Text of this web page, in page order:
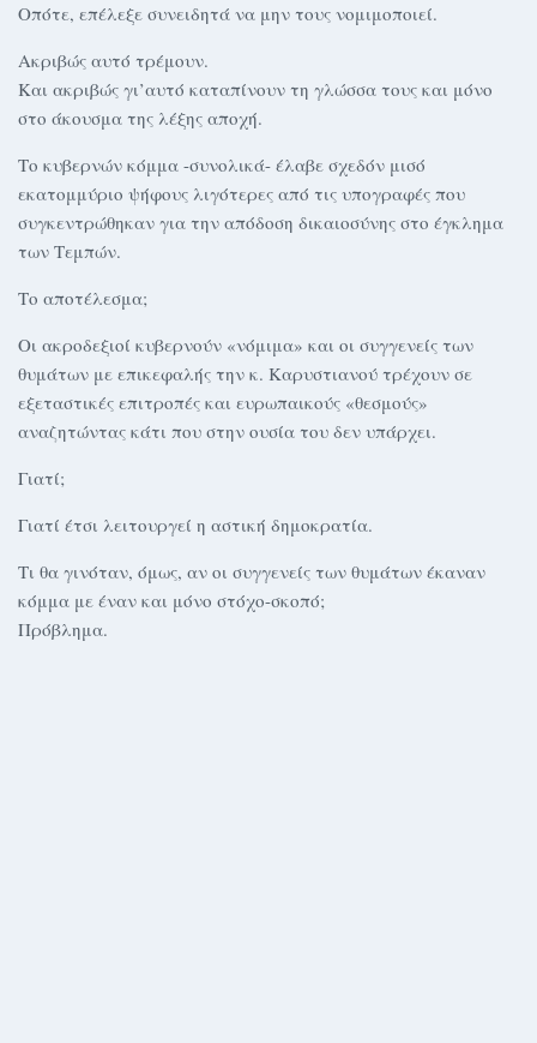
Οπότε, επέλεξε συνειδητά να μην τους νομιμοποιεί.
Ακριβώς αυτό τρέμουν.
Και ακριβώς γι’αυτό καταπίνουν τη γλώσσα τους και μόνο
στο άκουσμα της λέξης αποχή.
Το κυβερνών κόμμα -συνολικά- έλαβε σχεδόν μισό
εκατομμύριο ψήφους λιγότερες από τις υπογραφές που
συγκεντρώθηκαν για την απόδοση δικαιοσύνης στο έγκλημα
των Τεμπών.
Το αποτέλεσμα;
Οι ακροδεξιοί κυβερνούν «νόμιμα» και οι συγγενείς των
θυμάτων με επικεφαλής την κ. Καρυστιανού τρέχουν σε
εξεταστικές επιτροπές και ευρωπαικούς «θεσμούς»
αναζητώντας κάτι που στην ουσία του δεν υπάρχει.
Γιατί;
Γιατί έτσι λειτουργεί η αστική δημοκρατία.
Τι θα γινόταν, όμως, αν οι συγγενείς των θυμάτων έκαναν
κόμμα με έναν και μόνο στόχο-σκοπό;
Πρόβλημα.